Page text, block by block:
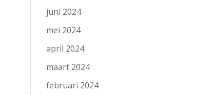
juni 2024
mei 2024
april 2024
maart 2024
februari 2024